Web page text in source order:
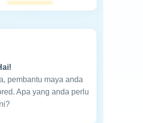
pembantu maya anda
Apa yang anda perlu